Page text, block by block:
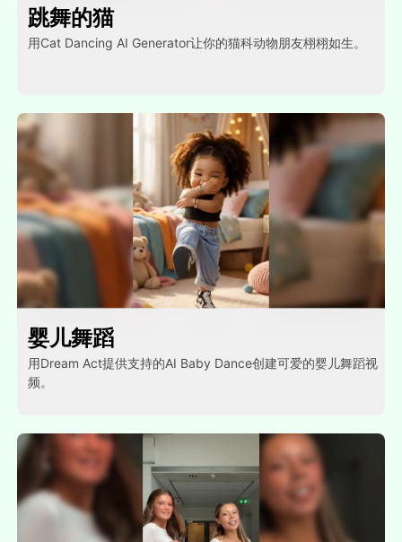
跳舞的猫
用Cat Dancing AI Generator让你的猫科动物朋友栩栩如生。
婴儿舞蹈
用Dream Act提供支持的AI Baby Dance创建可爱的婴儿舞蹈视
频。